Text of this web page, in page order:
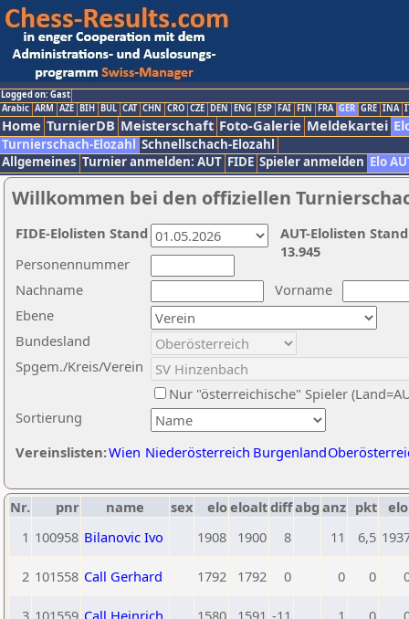
Logged on: Gast
Arabic ARM AZE BIH BUL CAT CHN CRO CZE DEN ENG ESP FAI FIN FRA GER GRE INA
Home TurnierDB Meisterschaft Foto-Galerie Meldekartei
Turnierschach-Elozahl Schnellschach-Elozahl
Allgemeines Turnier anmelden: AUT FIDE Spieler anmelden Elo
Willkommen bei den offiziellen
Nachname
Vorname
Ebene
Sortierung
Personennummer
Bundesland
Spgem./Kreis/Verein
Nur "österreichische" Spieler
Vereinslisten:Wien Niederösterreich Burgenland
AUT-Elolisten
13.945
FIDE-Elolisten Stand
Nr. pnr name sex eloeloaltdiffabg anz pkt
1 100958 Bilanovic Ivo 1908 1900 8 11 6,5
2 101558 Call Gerhard 1792 1792 0 0 0
3 101559 Call Heinrich 1580 1591 -11 1 0